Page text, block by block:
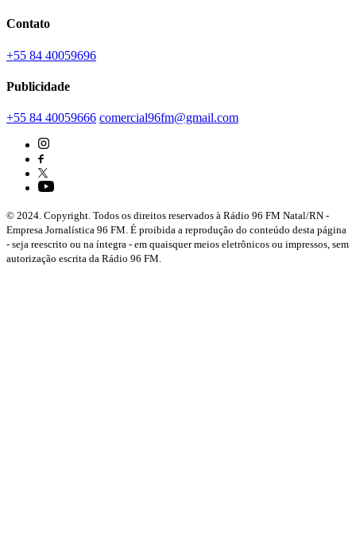
Contato
+55 84 40059696
Publicidade
+55 84 40059666 comercial96fm@gmail.com
© 2024. Copyright. Todos os direitos reservados à Rádio 96 FM Natal/RN -
Empresa Jornalística 96 FM. É proibida a reprodução do conteúdo desta página
- seja reescrito ou na íntegra - em quaisquer meios eletrônicos ou impressos, sem
autorização escrita da Rádio 96 FM.